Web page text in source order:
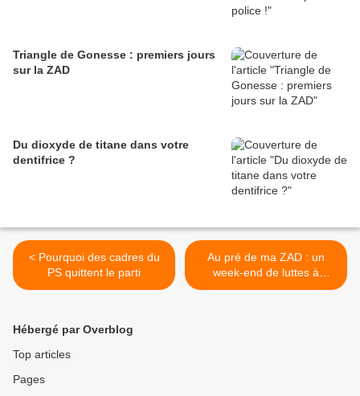
Triangle de Gonesse : premiers jours
sur la ZAD
Du dioxyde de titane dans votre
dentifrice ?
< Pourquoi des cadres du
PS quittent le parti
Au pré de ma ZAD : un
week-end de luttes à
Montrigaud et Roybon >
Hébergé par Overblog
Top articles
Pages